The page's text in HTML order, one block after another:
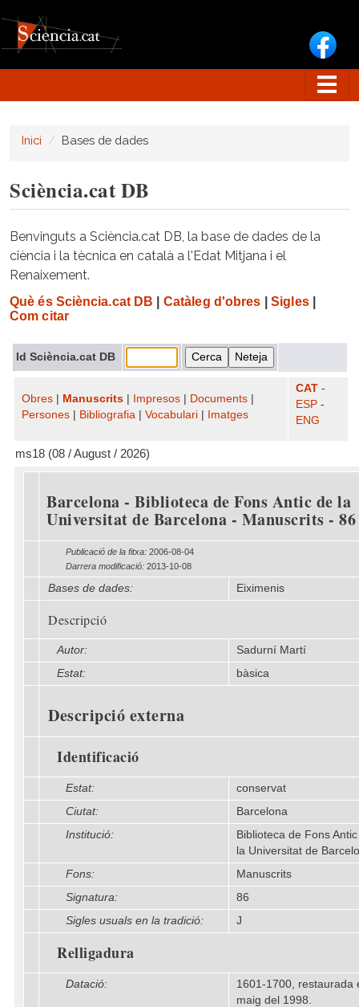
Inici Bases de dades
Sciència.cat DB
Benvinguts a Sciència.cat DB, la base de dades de la
ciència i la tècnica en català a l'Edat Mitjana i el
Renaixement.
Què és Sciència.cat DB Catàleg d'obres Sigles|
Com citar
Id Sciència.cat DB
Obres Manuscrits Impresos Documents
Persones
Bibliografia Vocabulari Imatges
CAT -
ESP -
ENG
ms18 (08 / August / 2026)
Barcelona - Biblioteca de Fons Antic de la
Universitat de Barcelona - Manuscrits - 86
Publicació de la fitxa: 2006-08-04
Darrera modificació: 2013-10-08
Bases de dades: Eiximenis
Descripció
Autor:
Sadurní Martí
Estat:
bàsica
Descripció externa
Identificació
Estat:
conservat
Ciutat:
Barcelona
Institució:
Biblioteca de Fons
la Universitat de
Fons:
Manuscrits
Signatura:
86
Sigles usuals en la tradició:
J
Relligadura
Datació:
1601-1700, restaurada
maig del 1998.